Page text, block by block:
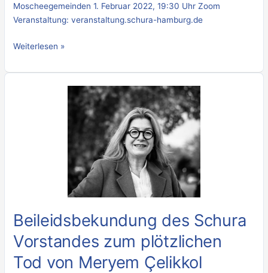
Moscheegemeinden 1. Februar 2022, 19:30 Uhr Zoom
Veranstaltung: veranstaltung.schura-hamburg.de
Weiterlesen »
Beileidsbekundung des Schura
Vorstandes zum plötzlichen
Tod von Meryem Çelikkol
Beileidsbekundung
Çelikkol